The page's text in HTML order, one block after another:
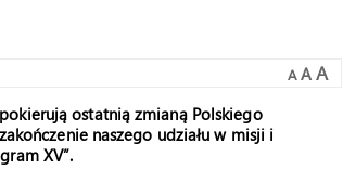
A A A
ostatnią zmianą Polskiego
naszego udziału w misji i
XV”.